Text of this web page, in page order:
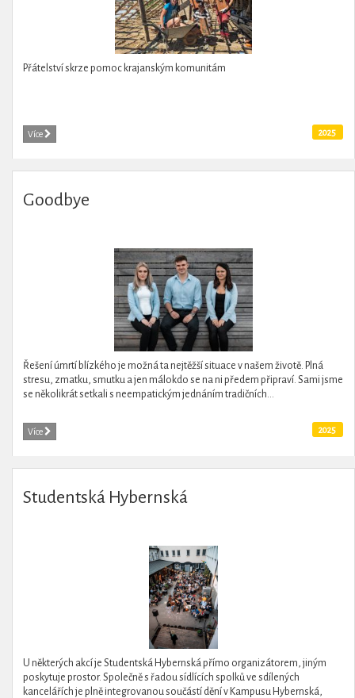
Přátelství skrze pomoc krajanským komunitám
Více 2025
Goodbye
Řešení úmrtí blízkého je možná ta nejtěžší situace v našem životě. Plná
stresu, zmatku, smutku a jen málokdo se na ni předem připraví. Sami jsme
se několikrát setkali s neempatickým jednáním tradičních...
Více 2025
Studentská Hybernská
U některých akcí je Studentská Hybernská přímo organizátorem, jiným
poskytuje prostor. Společně s řadou sídlících spolků ve sdílených
kancelářích je plně integrovanou součástí dění v Kampusu Hybernská,